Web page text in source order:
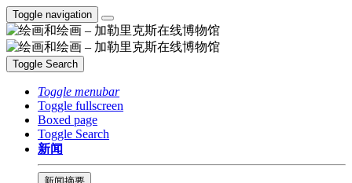
Toggle navigation
Toggle Search
Toggle menubar
Toggle fullscreen
Boxed page
Toggle Search
新闻